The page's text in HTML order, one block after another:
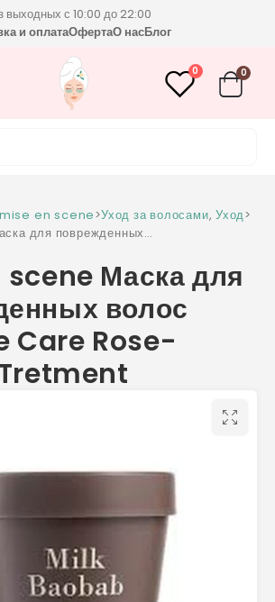
выходных с 10:00 до 22:00
и оплатаОфертаО насБлог
0 0
mise en scene>Уход за волосами,Уход>
для поврежденных
Маска для
волос
Care Rose-